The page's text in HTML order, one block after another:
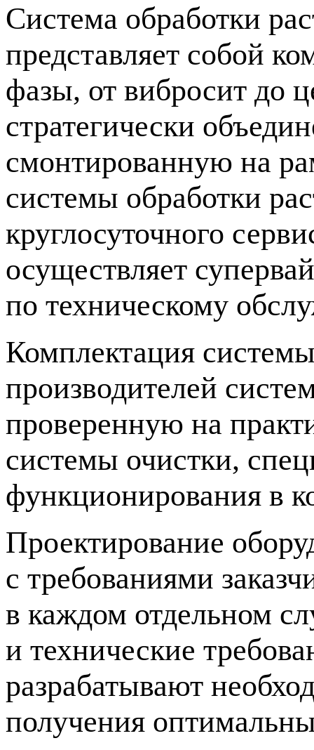
Система обработки
представляет собой
фазы, от вибросит до
стратегически
смонтированную на
системы обработки
круглосуточного
осуществляет
по техническому
Комплектация
производителей
проверенную на
системы очистки,
функционирования в
Проектирование
с требованиями
в каждом отдельном
и технические
разрабатывают
получения